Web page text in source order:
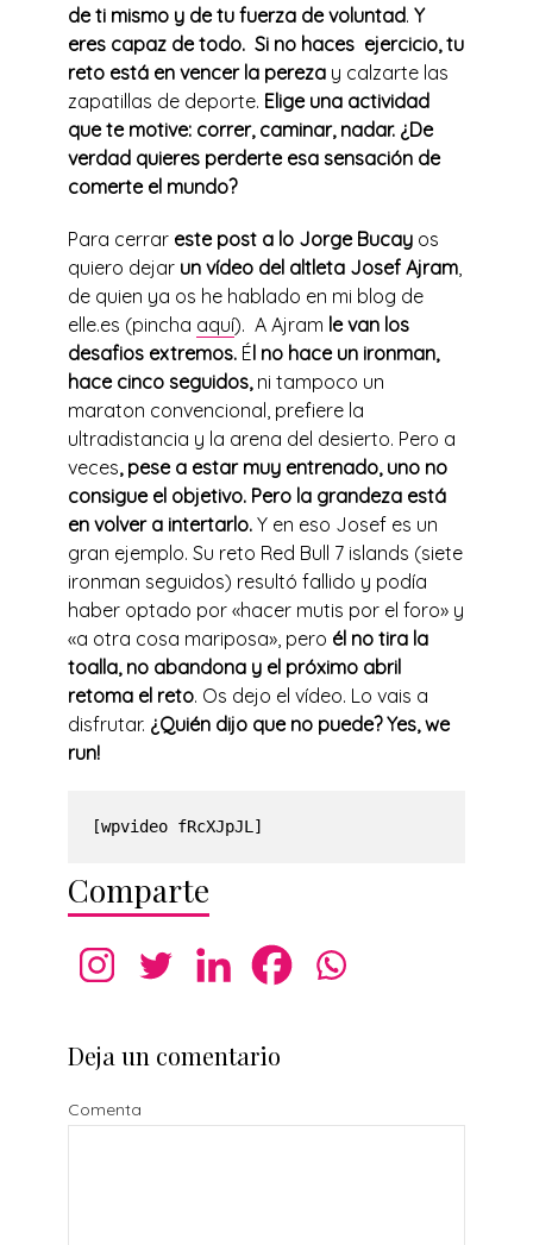
de ti mismo y de tu fuerza de voluntad. Y
eres capaz de todo. Si no haces ejercicio, tu
reto está en vencer la pereza y calzarte las
zapatillas de deporte. Elige una actividad
que te motive: correr, caminar, nadar. ¿De
verdad quieres perderte esa sensación de
comerte el mundo?
Para cerrar este post a lo Jorge Bucay os
quiero dejar un vídeo del altleta Josef Ajram
de quien ya os he hablado en mi blog de
elle.es (pincha aquí). A Ajram le van los
desafios extremos. Él no hace un ironman,
hace cinco seguidos, ni tampoco un
maraton convencional, prefiere la
ultradistancia y la arena del desierto. Pero a
veces, pese a estar muy entrenado, uno no
consigue el objetivo. Pero la grandeza está
en volver a intertarlo. Y en eso Josef es un
gran ejemplo. Su reto Red Bull 7 islands (siete
ironman seguidos) resultó fallido y podía
haber optado por «hacer mutis por el foro» y
«a otra cosa mariposa», pero él no tira la
toalla, no abandona y el próximo abril
retoma el reto. Os dejo el vídeo. Lo vais a
disfrutar. ¿Quién dijo que no puede? Yes, we
run!
[wpvideo fRcXJpJL]
Comparte
Deja un comentario
Comenta